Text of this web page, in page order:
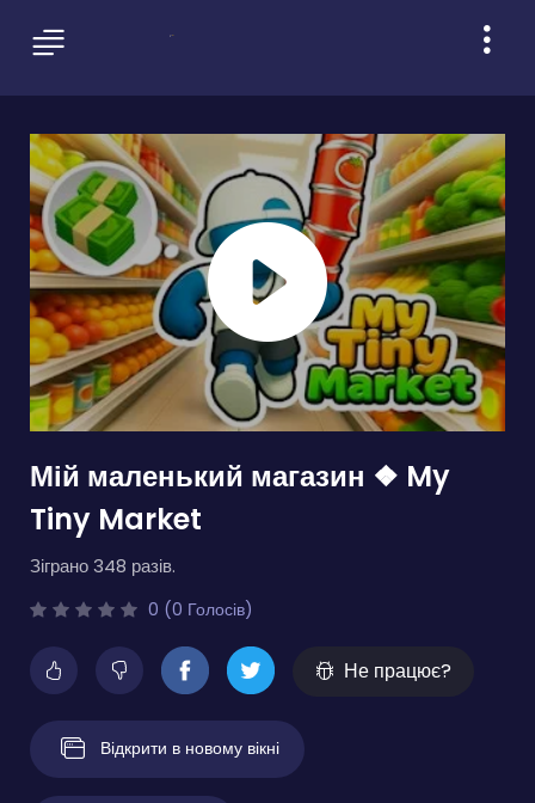
Мій маленький магазин ❖ My
Tiny Market
Зіграно 348 разів.
0 (0 Голосів)
Не працює?
Відкрити в новому вікні